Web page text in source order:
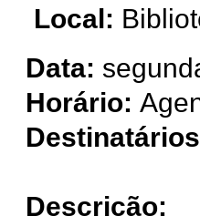
Local:
Data:
Horário:
Descrição: